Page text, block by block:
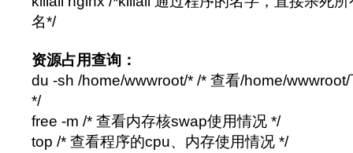
名*/
资源占用查询：
du -sh /home/wwwroot/* /* 查看/home/
*/
free -m /* 查看内存核swap使用情况 */
top /* 查看程序的cpu、内存使用情况 */